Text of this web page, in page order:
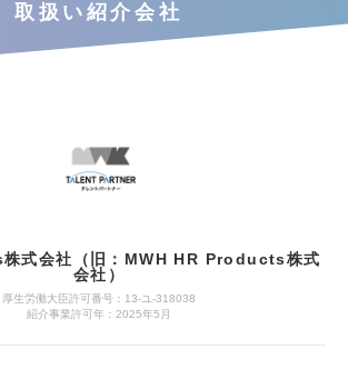
取扱い紹介会社
式会社（旧：MWH HR Products株式
会社）
厚生労働大臣許可番号：13-ユ-318038
紹介事業許可年：2025年5月